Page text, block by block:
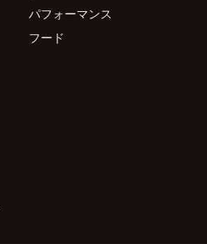
パフォーマンス
フード